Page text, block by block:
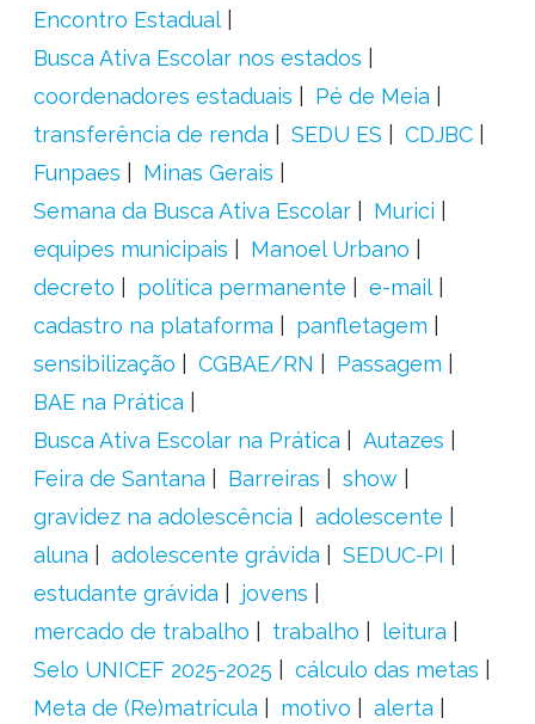
Encontro Estadual
Busca Ativa Escolar nos estados
coordenadores estaduais
Pé de Meia
transferência de renda
SEDU ES
CDJBC
Funpaes
Minas Gerais
Semana da Busca Ativa Escolar
Murici
equipes municipais
Manoel Urbano
decreto
política permanente
e-mail
cadastro na plataforma
panfletagem
sensibilização
CGBAE/RN
Passagem
BAE na Prática
Busca Ativa Escolar na Prática
Autazes
Feira de Santana
Barreiras
show
gravidez na adolescência
adolescente
aluna
adolescente grávida
SEDUC-PI
estudante grávida
jovens
mercado de trabalho
trabalho
leitura
Selo UNICEF 2025-2025
cálculo das metas
Meta de (Re)matrícula
motivo
alerta